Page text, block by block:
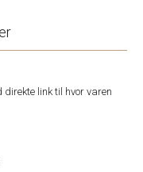
link til hvor varen